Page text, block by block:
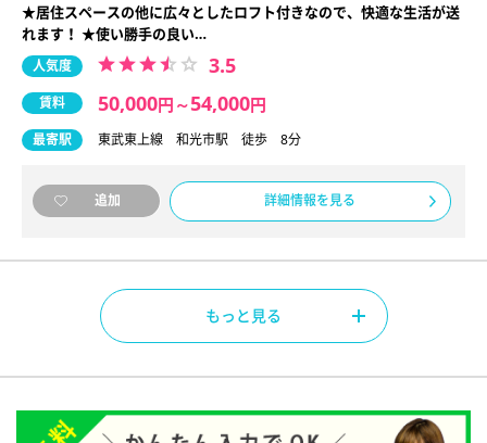
★居住スペースの他に広々としたロフト付きなので、快適な生活が送
れます！ ★使い勝手の良い…
人気度 3.5
賃料 50,000円 ～54,000円
最寄駅 東武東上線 和光市駅 徒歩 8分
追加 詳細情報を見る
もっと見る